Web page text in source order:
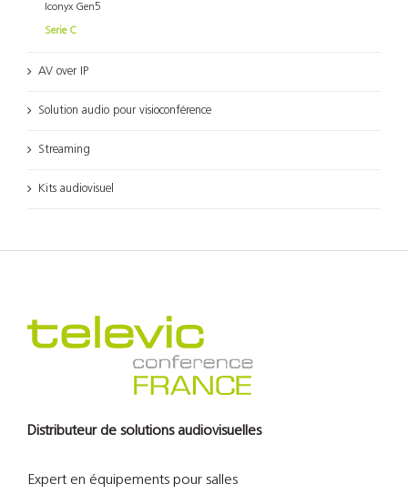
Iconyx Gen5
Serie C
AV over IP
Solution audio pour visioconférence
Streaming
Kits audiovisuel
Distributeur de solutions audiovisuelles
Expert en équipements pour salles